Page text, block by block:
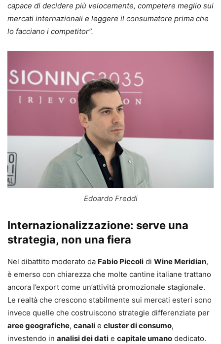
capace di decidere più velocemente, competere meglio sui
mercati internazionali e leggere il consumatore prima che
lo facciano i competitor”.
Edoardo Freddi
Internazionalizzazione: serve una
strategia, non una fiera
Nel dibattito moderato da Fabio Piccoli di Wine Meridian,
è emerso con chiarezza che molte cantine italiane trattano
ancora l’export come un’attività promozionale stagionale.
Le realtà che crescono stabilmente sui mercati esteri sono
invece quelle che costruiscono strategie differenziate per
aree geografiche, canali e cluster di consumo,
investendo in analisi dei dati e capitale umano dedicato.